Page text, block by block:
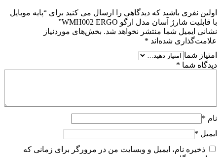
اولین نفری باشید که دیدگاهی را ارسال می کنید برای “پایه موبایل
با قابلیت شارژ آسان مدل ارگو WMH002 ERGO”
نشانی ایمیل شما منتشر نخواهد شد. بخش‌های موردنیاز
علامت‌گذاری شده‌اند *
امتیاز شما
دیدگاه شما *
نام *
ایمیل *
ذخیره نام، ایمیل و وبسایت من در مرورگر برای زمانی که